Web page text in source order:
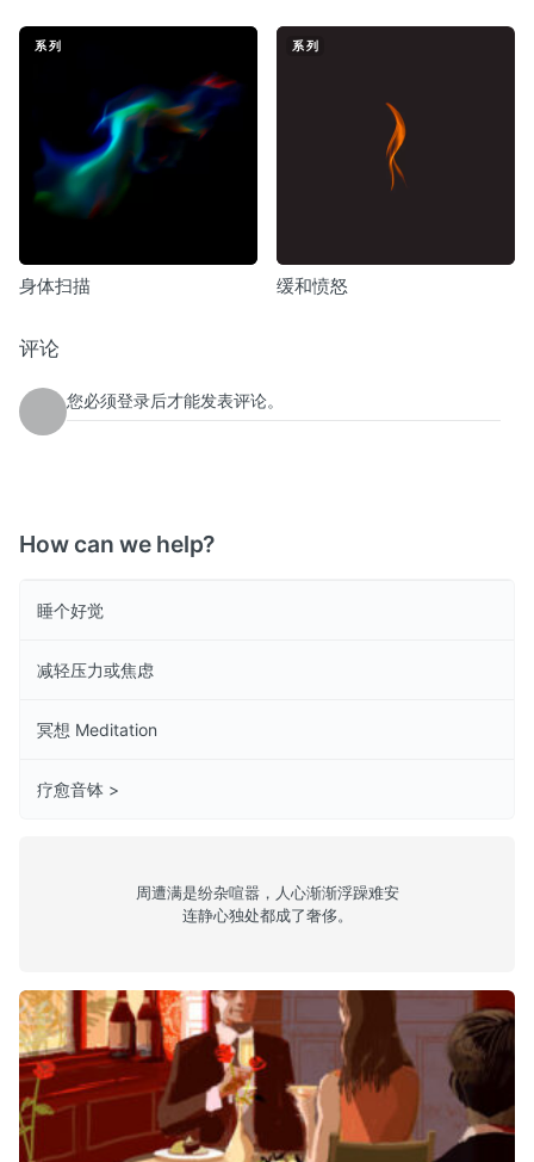
系列
身体扫描
系列
缓和愤怒
评论
您必须登录后才能发表评论。
How can we help?
睡个好觉
减轻压力或焦虑
冥想 Meditation
疗愈音钵 >
周遭满是纷杂喧嚣，人心渐渐浮躁难安
连静心独处都成了奢侈。